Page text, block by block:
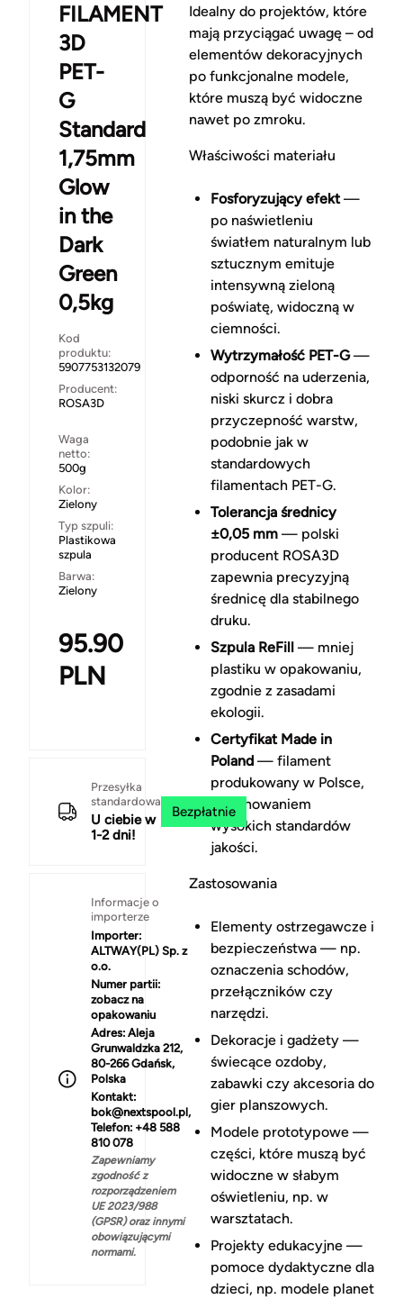
FILAMENT
3D
PET-
G
Standard
1,75mm
Glow
in the
Dark
Green
0,5kg
Kod
produktu:
5907753132079
Producent:
ROSA3D
Waga
netto:
500g
Kolor:
Zielony
Typ szpuli:
Plastikowa
szpula
Barwa:
Zielony
95.90
PLN
Przesyłka
standardowa
U ciebie w
1-2 dni!
Bezpłatnie
Informacje o
importerze
Importer:
ALTWAY(PL) Sp. z
o.o.
Numer partii:
zobacz na
opakowaniu
Adres: Aleja
Grunwaldzka 212,
80-266 Gdańsk,
Polska
Kontakt:
bok@nextspool.pl,
Telefon: +48 588
810 078
Zapewniamy
zgodność z
rozporządzeniem
UE 2023/988
(GPSR) oraz innymi
obowiązującymi
normami.
Idealny do projektów, które
mają przyciągać uwagę – od
elementów dekoracyjnych
po funkcjonalne modele,
które muszą być widoczne
nawet po zmroku.
Właściwości materiału
Fosforyzujący efekt—
po naświetleniu
światłem naturalnym lub
sztucznym emituje
intensywną zieloną
poświatę, widoczną w
ciemności.
Wytrzymałość PET-G—
odporność na uderzenia,
niski skurcz i dobra
przyczepność warstw,
podobnie jak w
standardowych
filamentach PET-G.
Tolerancja średnicy
±0,05 mm— polski
producent ROSA3D
zapewnia precyzyjną
średnicę dla stabilnego
druku.
Szpula ReFill— mniej
plastiku w opakowaniu,
zgodnie z zasadami
ekologii.
Certyfikat Made in
Poland— filament
produkowany w Polsce,
z zachowaniem
wysokich standardów
jakości.
Zastosowania
Elementy ostrzegawcze i
bezpieczeństwa — np.
oznaczenia schodów,
przełączników czy
narzędzi.
Dekoracje i gadżety —
świecące ozdoby,
zabawki czy akcesoria do
gier planszowych.
Modele prototypowe —
części, które muszą być
widoczne w słabym
oświetleniu, np. w
warsztatach.
Projekty edukacyjne —
pomoce dydaktyczne dla
dzieci, np. modele planet